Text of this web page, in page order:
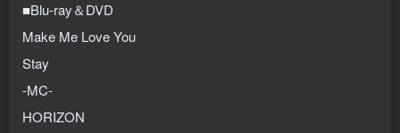
■Blu-ray＆DVD
Make Me Love You
Stay
-MC-
HORIZON